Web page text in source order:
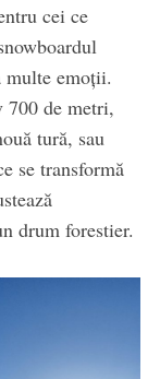
cei ce
multe emoții.
700 de metri,
tură, sau
se transformă
drum forestier.